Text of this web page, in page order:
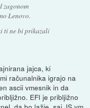
zagonom
Lenovo.
ti ne bi prikazali
jajca, ki
računalnika igrajo na
ascii vmesnik in da
EFI je pribljižno